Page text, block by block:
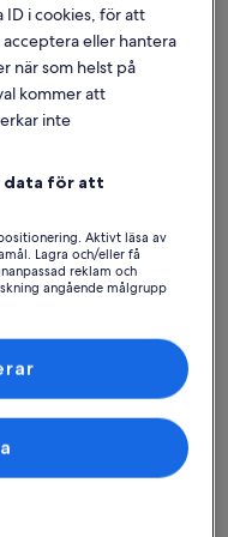
perfekt för
ID i cookies, för att
eller hantera
när som helst på
kommer att
inte
data för att
Aktivt läsa av
Lagra och/eller få
reklam och
angående målgrupp